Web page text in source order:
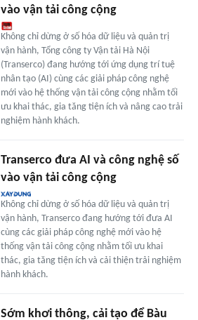
vào vận tải công cộng
Không chỉ dừng ở số hóa dữ liệu và quản trị
vận hành, Tổng công ty Vận tải Hà Nội
(Transerco) đang hướng tới ứng dụng trí tuệ
nhân tạo (AI) cùng các giải pháp công nghệ
mới vào hệ thống vận tải công cộng nhằm tối
ưu khai thác, gia tăng tiện ích và nâng cao trải
nghiệm hành khách.
Transerco đưa AI và công nghệ số
vào vận tải công cộng
Không chỉ dừng ở số hóa dữ liệu và quản trị
vận hành, Transerco đang hướng tới đưa AI
cùng các giải pháp công nghệ mới vào hệ
thống vận tải công cộng nhằm tối ưu khai
thác, gia tăng tiện ích và cải thiện trải nghiệm
hành khách.
Sớm khơi thông, cải tạo để Bàu